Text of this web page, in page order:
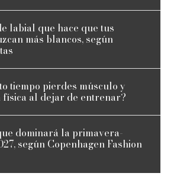
labial que hace que tus
más blancos, según
tiempo pierdes músculo y
física al dejar de entrenar?
dominará la primavera-
según Copenhagen Fashion